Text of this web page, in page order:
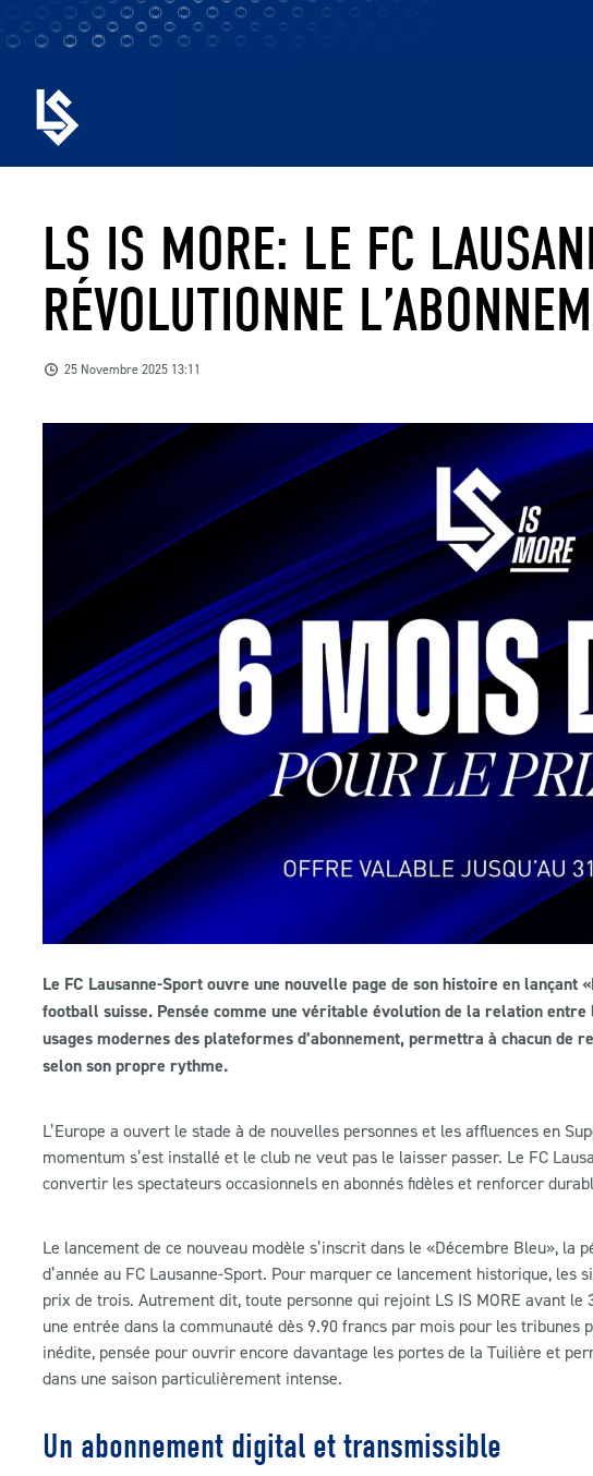
LS IS MORE: LE FC
RÉVOLUTIONNE
25 Novembre 2025 13:11
Le FC Lausanne-Sport ouvre une nouvelle page de son histoire en lançant
football suisse. Pensée comme une véritable évolution de la relation
usages modernes des plateformes d’abonnement, permettra à chacun
selon son propre rythme.
L’Europe a ouvert le stade à de nouvelles personnes et les affluences en
momentum s’est installé et le club ne veut pas le laisser passer. Le FC
convertir les spectateurs occasionnels en abonnés fidèles et renforcer
Le lancement de ce nouveau modèle s’inscrit dans le «Décembre Bleu», la
d’année au FC Lausanne-Sport. Pour marquer ce lancement historique, les
prix de trois. Autrement dit, toute personne qui rejoint LS IS MORE avant
une entrée dans la communauté dès 9.90 francs par mois pour les tribunes
inédite, pensée pour ouvrir encore davantage les portes de la Tuilière et
dans une saison particulièrement intense.
Un abonnement digital et transmissible